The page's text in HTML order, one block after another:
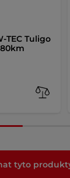
TEC Tuligo
80km
tyto